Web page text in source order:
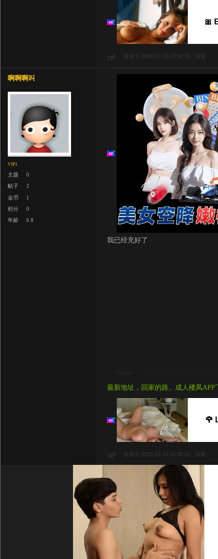
🎀
73# 发表于 2019-12-10 23:34:31 回复
啊啊啊叫
VIP1
主题
0
帖子
2
金币
1
积分
0
年龄
6.8
我已经充好了
最新地址，回家的路。成人楼凤APP
🌹
74# 发表于 2019-12-11 16:35:01 回复